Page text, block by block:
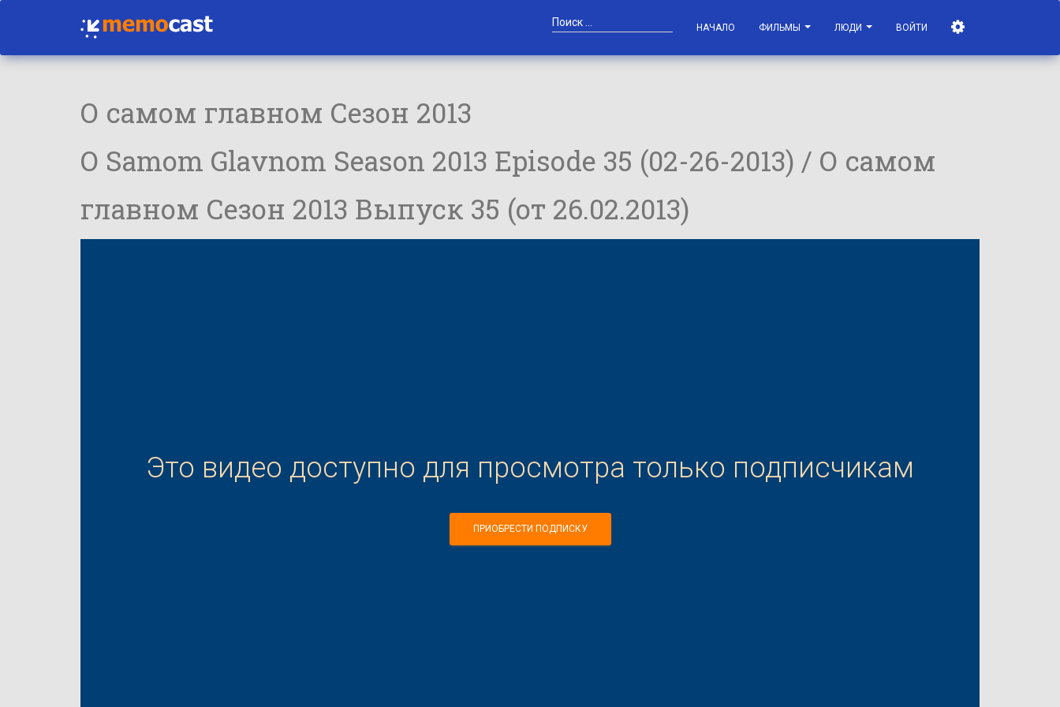
НАЧАЛО ФИЛЬМЫ ЛЮДИ ВОЙТИ
О самом главном Сезон 2013
O Samom Glavnom Season 2013 Episode 35 (02-26-2013) / О самом
главном Сезон 2013 Выпуск 35 (от 26.02.2013)
Это видео доступно для просмотра только подписчикам
ПРИОБРЕСТИ ПОДПИСКУ